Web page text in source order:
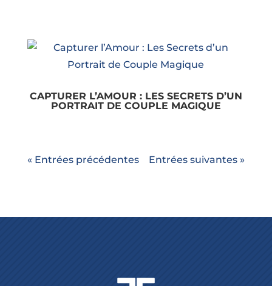
CAPTURER L’AMOUR : LES SECRETS D’UN
PORTRAIT DE COUPLE MAGIQUE
« Entrées précédentes Entrées suivantes »